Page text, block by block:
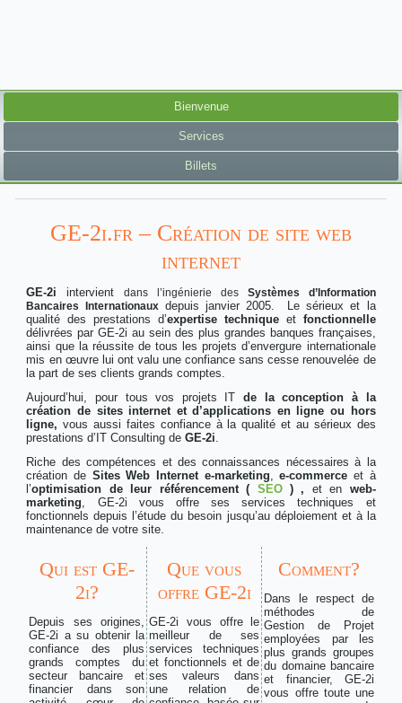
Bienvenue
Services
Billets
GE-2i.fr – Création de site web
internet
GE-2i intervientdans l’ingénierie des Systèmes d’Information
Bancaires Internationauxdepuis janvier 2005. Le sérieux et la
qualité des prestations d’expertise techniqueet fonctionnelle
délivrées par GE-2i au sein des plus grandes banques françaises,
ainsi que la réussite de tous les projets d’envergure internationale
mis en œuvre lui ont valu une confiance sans cesse renouvelée de
la part de ses clients grands comptes.
Aujourd’hui, pour tous vos projets ITde la conception à la
création de sites internet et d’applications en ligne ou hors
ligne, vous aussi faites confiance à la qualité et au sérieux des
prestations d’IT Consulting deGE-2i.
Riche des compétences et des connaissances nécessaires à la
création de Sites Web Internet e-marketing,e-commerce et à
l’optimisation de leur référencement ( SEO) , et en web-
marketing, GE-2i vous offre ses services techniques et
fonctionnels depuis l’étude du besoin jusqu’au déploiement et à la
maintenance de votre site.
Qui est GE-
2i?
Depuis ses origines,
GE-2i a su obtenir la
confiance des plus
grands comptes du
secteur bancaire et
financier dans son
Que vous
offre GE-2i
GE-2i vous offre le
meilleur de ses
services techniques
et fonctionnels et de
ses valeurs dans
une relation de
Comment?
Dans le respect de
méthodes de
Gestion de Projet
employées par les
plus grands groupes
du domaine bancaire
et financier, GE-2i
vous offre toute une